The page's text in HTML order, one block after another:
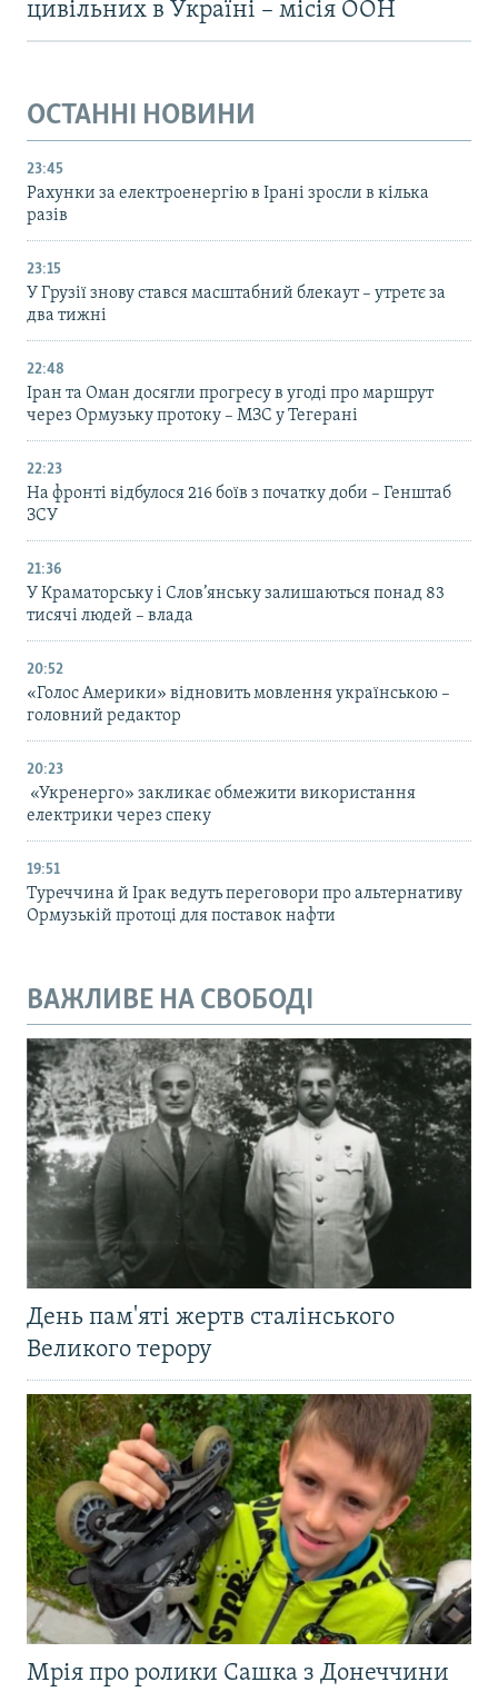
цивільних в Україні – місія ООН
ОСТАННІ НОВИНИ
23:45
Рахунки за електроенергію в Ірані зросли в кілька
разів
23:15
У Грузії знову стався масштабний блекаут – утретє за
два тижні
22:48
Іран та Оман досягли прогресу в угоді про маршрут
через Ормузьку протоку – МЗС у Тегерані
22:23
На фронті відбулося 216 боїв з початку доби – Генштаб
ЗСУ
21:36
У Краматорську і Слов’янську залишаються понад 83
тисячі людей – влада
20:52
«Голос Америки» відновить мовлення українською –
головний редактор
20:23
«Укренерго» закликає обмежити використання
електрики через спеку
19:51
Туреччина й Ірак ведуть переговори про альтернативу
Ормузькій протоці для поставок нафти
ВАЖЛИВЕ НА СВОБОДІ
День пам'яті жертв сталінського
Великого терору
Мрія про ролики Сашка з Донеччини